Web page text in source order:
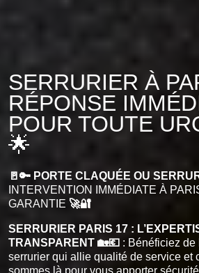
SERRURIER À
RÉPONSE
POUR TOUTE
🌟
🚪🔑 PORTE CLAQUÉE OU
INTERVENTION IMMÉDIATE À
GARANTIE 🚀🔐
SERRURIER PARIS 17 :
TRANSPARENT 🏡💶 : Bénéficiez de
serrurier qui allie qualité de service et
sommes là pour vous apporter